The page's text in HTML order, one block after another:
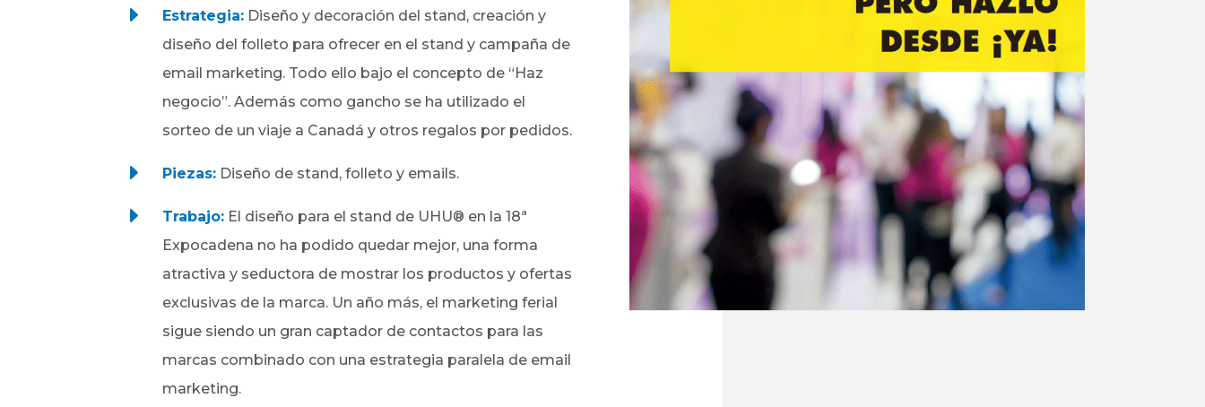
E Estrategia: Diseño y decoración del stand, creación y
diseño del folleto para ofrecer en el stand y campaña de
email marketing. Todo ello bajo el concepto de “Haz
negocio”. Además como gancho se ha utilizado el
sorteo de un viaje a Canadá y otros regalos por pedidos.
E Piezas: Diseño de stand, folleto y emails.
E Trabajo: El diseño para el stand de UHU® en la 18ª
Expocadena no ha podido quedar mejor, una forma
atractiva y seductora de mostrar los productos y ofertas
exclusivas de la marca. Un año más, el marketing ferial
sigue siendo un gran captador de contactos para las
marcas combinado con una estrategia paralela de email
marketing.